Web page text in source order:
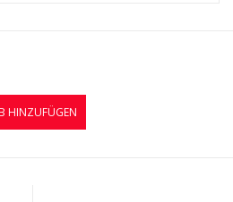
HINZUFÜGEN